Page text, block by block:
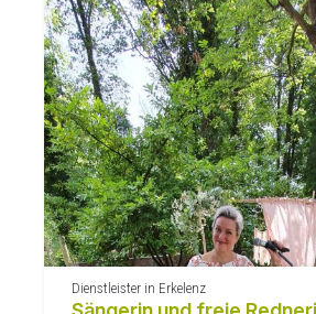
Dienstleister in Erkelenz